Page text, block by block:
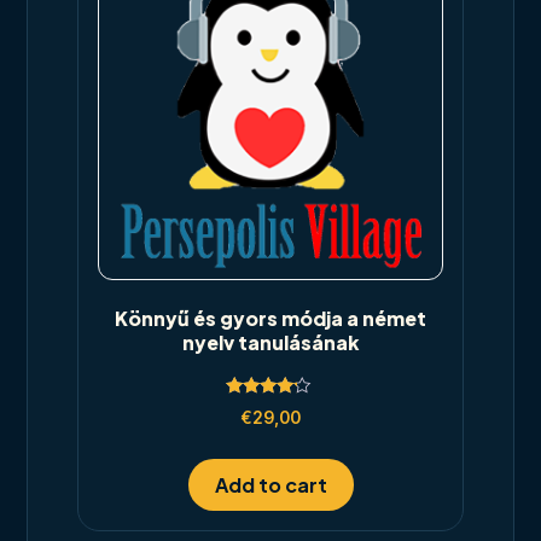
Könnyű és gyors módja a német
nyelv tanulásának
Rated
4.00
€29,00
Add to cart